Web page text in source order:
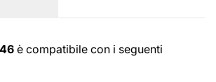
è compatibile con i seguenti